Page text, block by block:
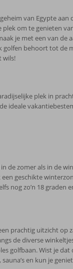
van Egypte aan
om te genieten
je met een van de
behoort tot de
wils!
plek in
ideale
de zomer als in de
geschikte
nog zo’n 18 graden
prachtig uitzicht op
de diverse
golfbaan. Wist je dat
en kun je